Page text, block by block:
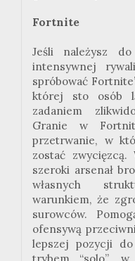
Fortnite
Jeśli należysz
intensywnej
spróbować
której sto osób
zadaniem
Granie w
przetrwanie, w
zostać
szeroki arsenał
własnych
warunkiem, że
surowców.
ofensywą
lepszej pozycji